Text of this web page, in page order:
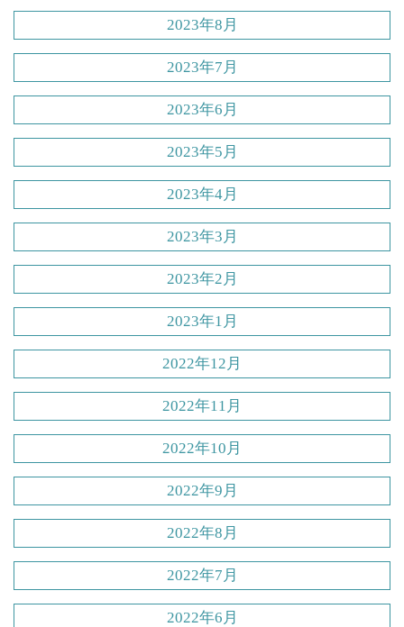
2023年8月
2023年7月
2023年6月
2023年5月
2023年4月
2023年3月
2023年2月
2023年1月
2022年12月
2022年11月
2022年10月
2022年9月
2022年8月
2022年7月
2022年6月